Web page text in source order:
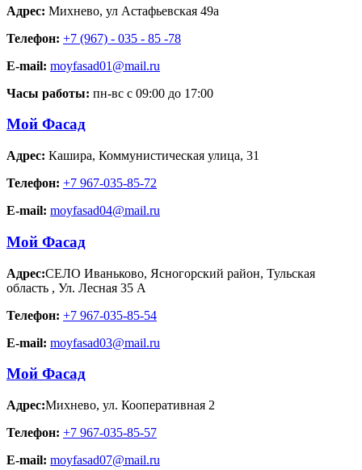
Адрес: Михнево, ул Астафьевская 49а
Телефон: +7 (967) - 035 - 85 -78
E-mail: moyfasad01@mail.ru
Часы работы: пн-вс с 09:00 до 17:00
Мой Фасад
Адрес: Кашира, Коммунистическая улица, 31
Телефон: +7 967-035-85-72
E-mail: moyfasad04@mail.ru
Мой Фасад
Адрес:СЕЛО Иваньково, Ясногорский район, Тульская
область , Ул. Лесная 35 А
Телефон: +7 967-035-85-54
E-mail: moyfasad03@mail.ru
Мой Фасад
Адрес:Михнево, ул. Кооперативная 2
Телефон: +7 967-035-85-57
E-mail: moyfasad07@mail.ru